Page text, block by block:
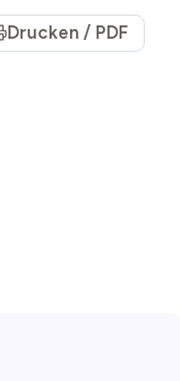
Drucken / PDF